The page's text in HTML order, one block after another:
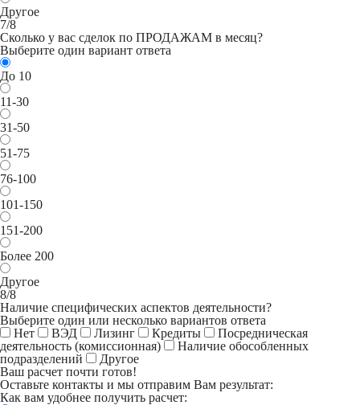
Другое
7/8
Сколько у вас сделок по ПРОДАЖАМ в месяц?
Выберите один вариант ответа
До 10
11-30
31-50
51-75
76-100
101-150
151-200
Более 200
Другое
8/8
Наличие специфических аспектов деятельности?
Выберите один или несколько вариантов ответа
Нет
ВЭД Лизинг Кредиты
Посредническая
деятельность (комиссионная)
Наличие обособленных
подразделений
Другое
Ваш расчет почти готов!
Оставьте контакты и мы отправим Вам результат:
Как вам удобнее получить расчет: